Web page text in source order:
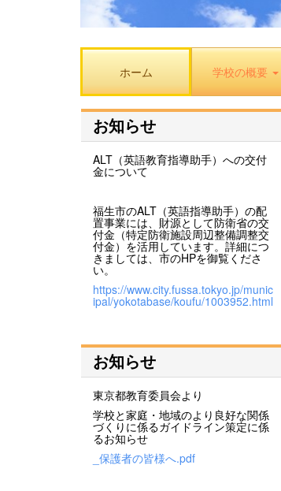
ホーム 学校の概要
お知らせ
ALT（英語教育指導助手）への交付
金について
福生市のALT（英語指導助手）の配
置事業には、財源として防衛省の交
付金（特定防衛施設周辺整備調整交
付金）を活用しています。詳細につ
きましては、市のHPを御覧くださ
い。
https://www.city.fussa.tokyo.jp/munic
ipal/yokotabase/koufu/1003952.html
お知らせ
東京都教育委員会より
学校と家庭・地域のより良好な関係
づくりに係るガイドライン策定に係
るお知らせ
_保護者の皆様へ.pdf